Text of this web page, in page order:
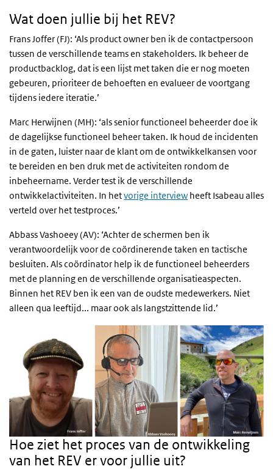
Wat doen jullie bij het REV?
Frans Joffer (FJ): ‘Als product owner ben ik de contactpersoon
tussen de verschillende teams en stakeholders. Ik beheer de
productbacklog, dat is een lijst met taken die er nog moeten
gebeuren, prioriteer de behoeften en evalueer de voortgang
tijdens iedere iteratie.’
Marc Herwijnen (MH): ‘als senior functioneel beheerder doe ik
de dagelijkse functioneel beheer taken. Ik houd de incidenten
in de gaten, luister naar de klant om de ontwikkelkansen voor
te bereiden en ben druk met de activiteiten rondom de
inbeheername. Verder test ik de verschillende
ontwikkelactiviteiten. In hetvorige interview heeft Isabeau alles
verteld over het testproces.’
Abbass Vashoeey (AV): ‘Achter de schermen ben ik
verantwoordelijk voor de coördinerende taken en tactische
besluiten. Als coördinator help ik de functioneel beheerders
met de planning en de verschillende organisatieaspecten.
Binnen het REV ben ik een van de oudste medewerkers. Niet
alleen qua leeftijd... maar ook als langstzittende lid.’
Hoe ziet het proces van de ontwikkeling
van het REV er voor jullie uit?